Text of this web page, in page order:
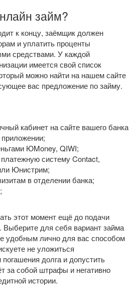
займ?
к концу, заёмщик должен
и уплатить проценты
средствами. У каждой
имеется свой список
можно найти на нашем сайте
вас предложение по займу.
кабинет на сайте вашего банка
ЮMoney, QIWI;
систему Contact,
Юнистрим;
в отделении банка;
этот момент ещё до подачи
Выберите для себя вариант займа
удобным лично для вас способом
не уложиться
долга и допустить
за собой штрафы и негативно
истории.